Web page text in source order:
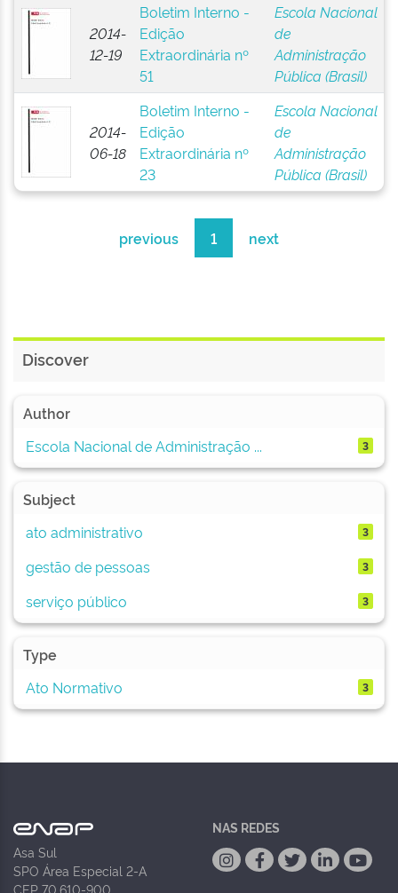
2014-
12-19
Boletim Interno -
Edição
Extraordinária nº
51
Escola Nacional
de
Administração
Pública (Brasil)
2014-
06-18
Boletim Interno -
Edição
Extraordinária nº
23
Escola Nacional
de
Administração
Pública (Brasil)
previous 1 next
Discover
Author
Escola Nacional de Administração ...
3
Subject
ato administrativo
3
gestão de pessoas 3
serviço público 3
Type
Ato Normativo
3
Asa Sul
SPO Área Especial 2-A
CEP 70.610-900
NAS REDES